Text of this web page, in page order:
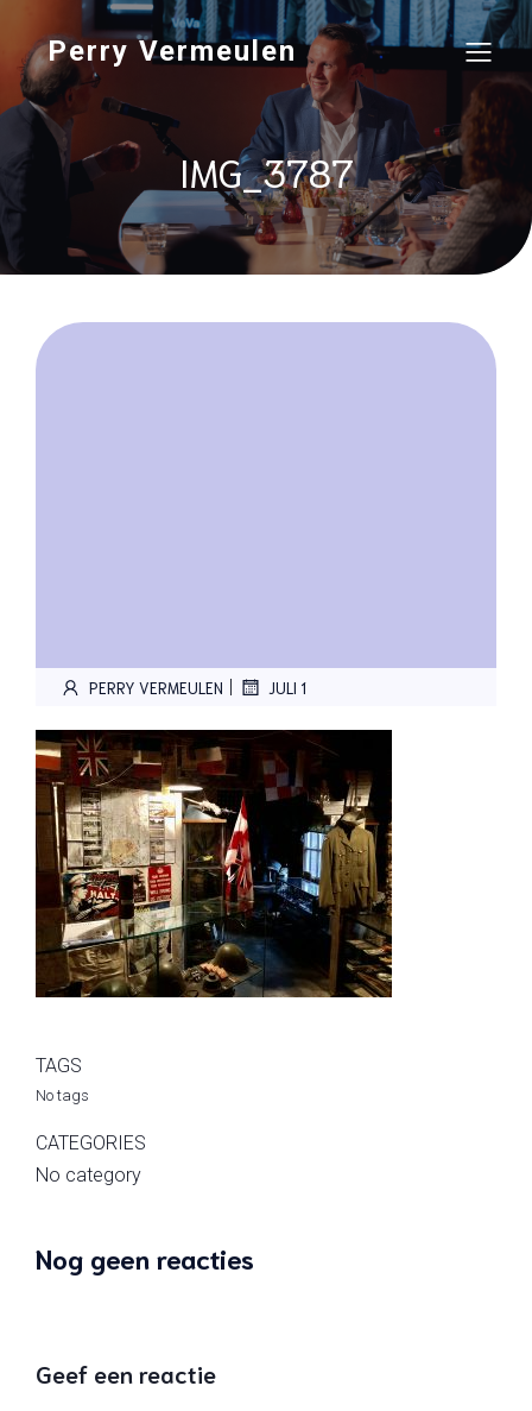
Perry Vermeulen
IMG_3787
PERRY VERMEULEN | JULI 1
TAGS
No tags
CATEGORIES
No category
Nog geen reacties
Geef een reactie